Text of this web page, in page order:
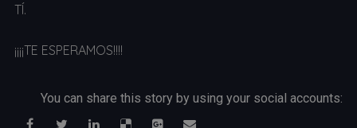
TÍ.
¡¡¡¡TE ESPERAMOS!!!!
You can share this story by using your social accounts: